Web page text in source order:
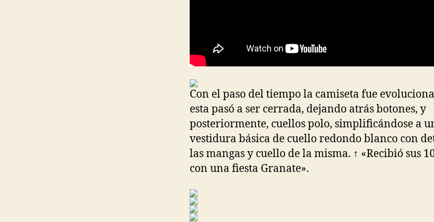
Con el paso del tiempo la camiseta fue
esta pasó a ser cerrada, dejando atrás botones, y
posteriormente, cuellos polo, simplificándose a
vestidura básica de cuello redondo blanco con
las mangas y cuello de la misma. ↑ «Recibió sus
con una fiesta Granate».